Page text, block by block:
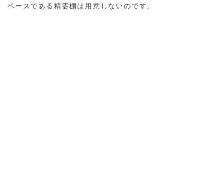
ペースである精霊棚は用意しないのです。